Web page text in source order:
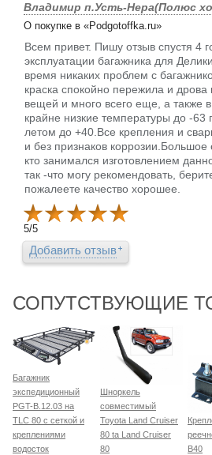
Владимир п.Усть-Нера(Полюс
О покупке в «Podgotoffka.ru»
Всем привет. Пишу отзыв спустя 4
эксплуатации багажника для
время никаких проблем с
краска спокойно пережила и дрова
вещей и много всего еще, а также
крайне низкие температуры до -63
летом до +40.Все крепления и
и без признаков коррозии.Большое
кто занимался изготовлением
так -что могу рекомендовать,
пожалеете качество хорошее.
5/5
Добавить отзыв
СОПУТСТВУЮЩИЕ
Багажник
экспедиционный
PGT-B.12.03 на
TLC 80 с сеткой и
креплениями
водосток
Шноркель
совместимый
Toyota Land Cruiser
80 ta Land Cruiser
80
B40